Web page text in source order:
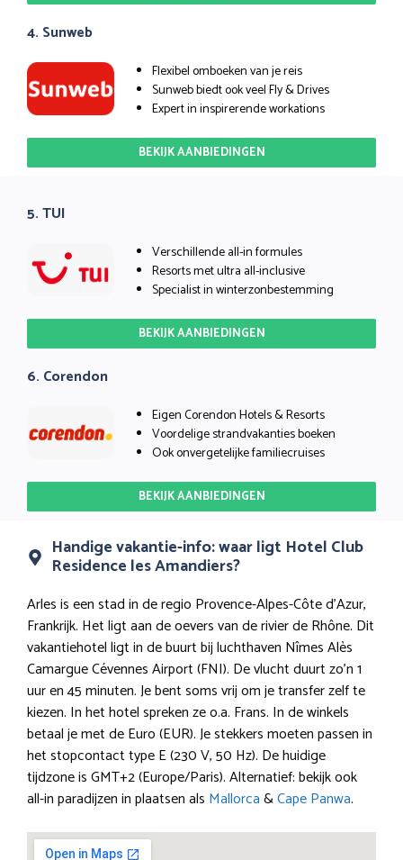
4. Sunweb
Flexibel omboeken van je reis
Sunweb biedt ook veel Fly & Drives
Expert in inspirerende workations
BEKIJK AANBIEDINGEN
5. TUI
Verschillende all-in formules
Resorts met ultra all-inclusive
Specialist in winterzonbestemming
BEKIJK AANBIEDINGEN
6. Corendon
Eigen Corendon Hotels & Resorts
Voordelige strandvakanties boeken
Ook onvergetelijke familiecruises
BEKIJK AANBIEDINGEN
Handige vakantie-info: waar ligt Hotel Club
Residence les Amandiers?
Arles is een stad in de regio Provence-Alpes-Côte d’Azur,
Frankrijk. Het ligt aan de oevers van de rivier de Rhône. Dit
vakantiehotel ligt in de buurt bij luchthaven Nîmes Alès
Camargue Cévennes Airport (FNI). De vlucht duurt zo’n 1
uur en 45 minuten. Je bent soms vrij om je transfer zelf te
kiezen. In het hotel spreken ze o.a. Frans. In de winkels
betaal je met de Euro (EUR). Je stekkers moeten passen in
het stopcontact type E (230 V, 50 Hz). De huidige
tijdzone is GMT+2 (Europe/Paris). Alternatief: bekijk ook
all-in paradijzen in plaatsen als Mallorca&Cape Panwa.